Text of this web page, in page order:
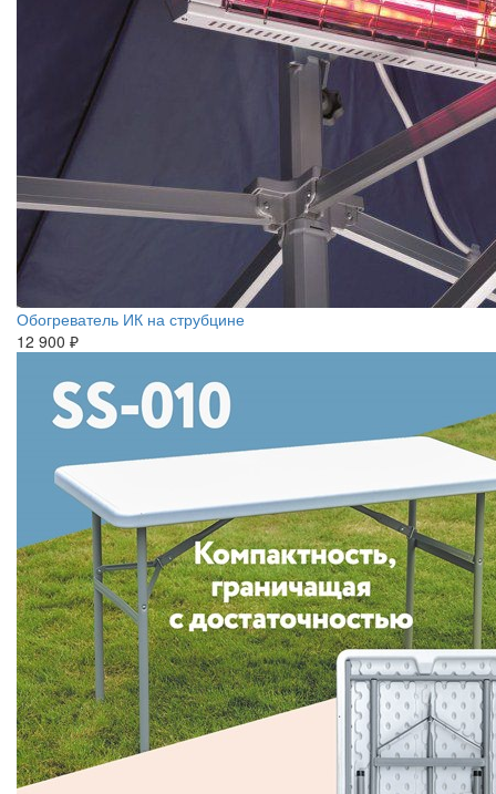
Обогреватель ИК на струбцине
12 900 ₽